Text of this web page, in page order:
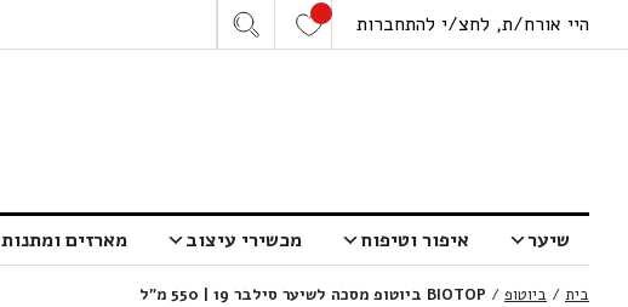
היי אורח/ת, לחצ/י להתחברות
שיער איפור וטיפוח מכשירי עיצוב מארזים ומתנות
בית / ביוטופ / BIOTOP ביוטופ מסכה לשיער סילבר 19 | 550 מ”ל